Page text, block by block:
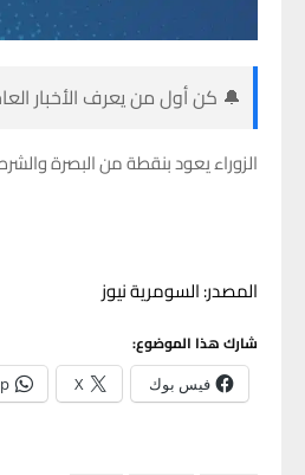
🔔 كن أول من يعرف الأخبار
الزوراء يعود بنقطة من البصرة
المصدر: السومرية نيوز
شارك هذا الموضوع:
فيس بوك X